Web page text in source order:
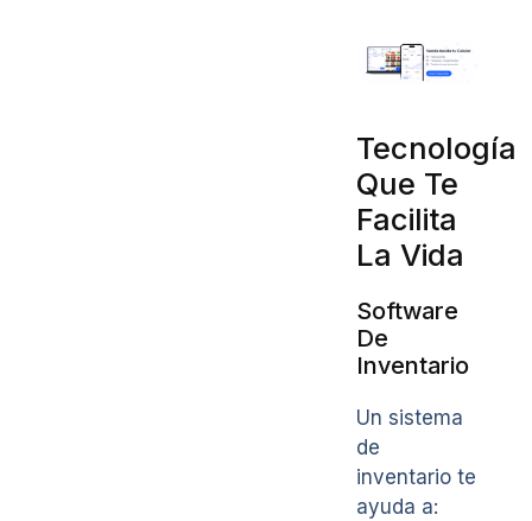
Tecnología
Que Te
Facilita
La Vida
Software
De
Inventario
Un sistema
de
inventario te
ayuda a: